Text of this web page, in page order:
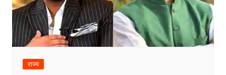
राज्य